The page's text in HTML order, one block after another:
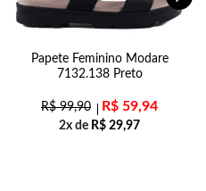
Papete Feminino Modare
7132.138 Preto
R$99,90 R$ 59,94
2x de R$ 29,97